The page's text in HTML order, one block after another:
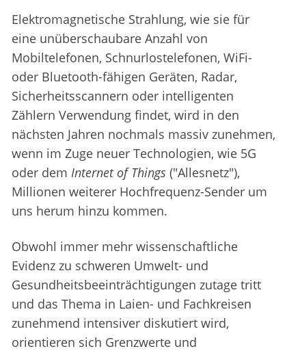
Elektromagnetische Strahlung, wie sie für
eine unüberschaubare Anzahl von
Mobiltelefonen, Schnurlostelefonen, WiFi-
oder Bluetooth-fähigen Geräten, Radar,
Sicherheitsscannern oder intelligenten
Zählern Verwendung findet, wird in den
nächsten Jahren nochmals massiv zunehmen,
wenn im Zuge neuer Technologien, wie 5G
oder dem Internet of Things ("Allesnetz"),
Millionen weiterer Hochfrequenz-Sender um
uns herum hinzu kommen.
Obwohl immer mehr wissenschaftliche
Evidenz zu schweren Umwelt- und
Gesundheitsbeeinträchtigungen zutage tritt
und das Thema in Laien- und Fachkreisen
zunehmend intensiver diskutiert wird,
orientieren sich Grenzwerte und